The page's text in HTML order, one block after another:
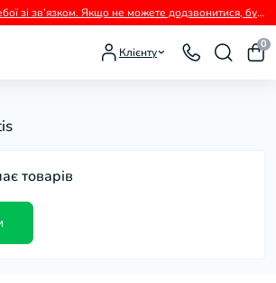
⚠️ Наразі можливі перебої зі зв’язком. Якщо не можете додзвонитися, будь ласка, пишіть нам у Viber.
Клієнту
0
товарів